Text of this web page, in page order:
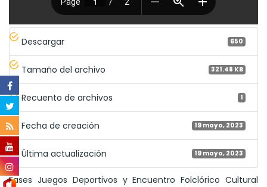
Descargar 650
Tamaño del archivo 321.48 KB
Recuento de archivos 1
Fecha de creación 19 mayo, 2023
Última actualización 19 mayo, 2023
Fases Juegos Deportivos y Encuentro Folclórico Cultural